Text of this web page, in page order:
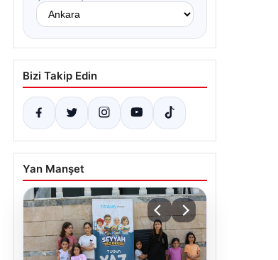
Bizi Takip Edin
Yan Manşet